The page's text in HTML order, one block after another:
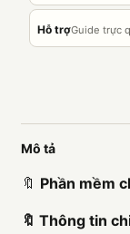
Hỗ trợGuide trực
Mô tả
🔖 Phần mềm
🔖 Thông tin